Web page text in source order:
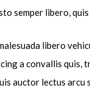
semper libero,
libero
a convallis
auctor lectus arcu